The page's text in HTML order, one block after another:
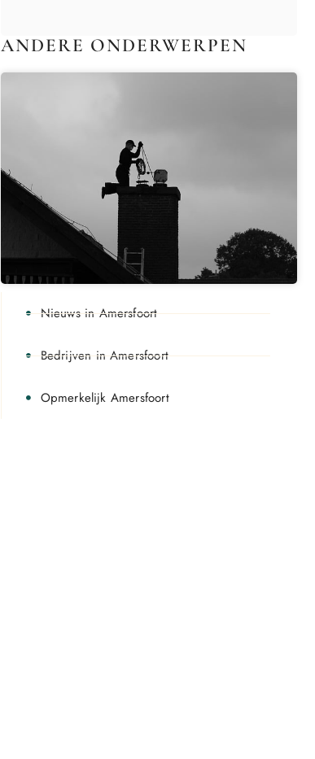
ANDERE ONDERWERPEN
Nieuws in Amersfoort
Bedrijven in Amersfoort
Opmerkelijk Amersfoort